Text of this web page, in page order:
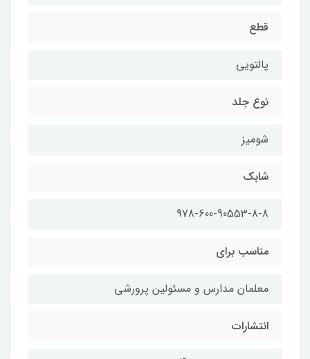
قطع
پالتويي
نوع جلد
شوميز
شابك
978-600-90553-8-8
مناسب براي
معلمان مدارس و مسئولين پرورشي
انتشارات